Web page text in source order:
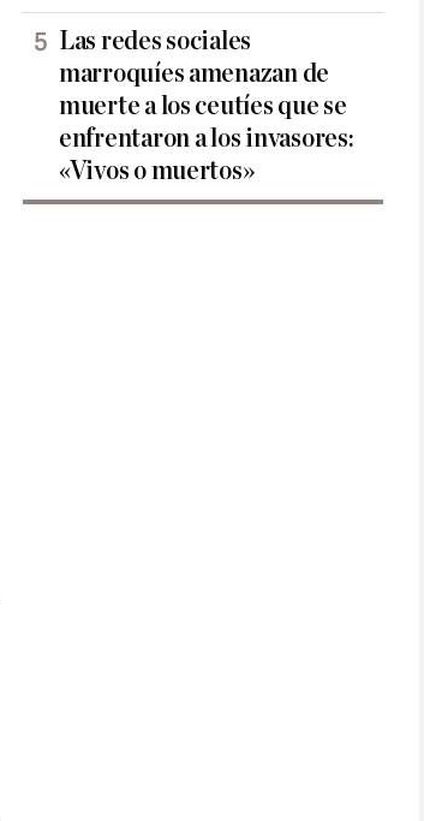
Las redes sociales
marroquíes amenazan de
muerte a los ceutíes que se
enfrentaron a los invasores:
«Vivos o muertos»